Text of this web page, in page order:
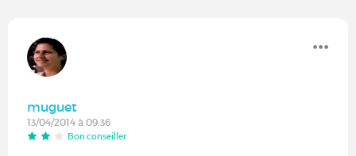
muguet
13/04/2014 à 09:36
Bon conseiller